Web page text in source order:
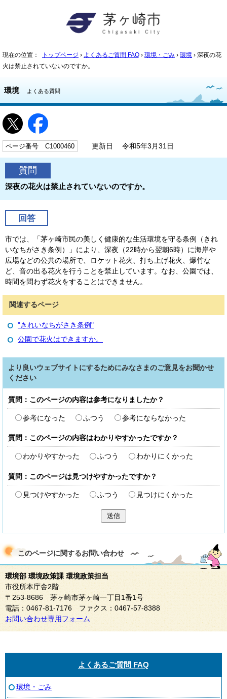
現在の位置： トップページ › よくあるご質問 FAQ › 環境・ごみ › 環境 › 深夜の花
火は禁止されていないのですか。
環境 よくある質問
ページ番号 C1000460 更新日 令和5年3月31日
質問
深夜の花火は禁止されていないのですか。
回答
市では、「茅ヶ崎市民の美しく健康的な生活環境を守る条例（きれ
いなちがさき条例）」により、深夜（22時から翌朝6時）に海岸や
広場などの公共の場所で、ロケット花火、打ち上げ花火、爆竹な
ど、音の出る花火を行うことを禁止しています。なお、公園では、
時間を問わず花火をすることはできません。
関連するページ
"きれいなちがさき条例"
公園で花火はできますか。
より良いウェブサイトにするためにみなさまのご意見をお聞かせ
ください
質問：このページの内容は参考になりましたか？
参考になった ふつう 参考にならなかった
質問：このページの内容はわかりやすかったですか？
わかりやすかった ふつう わかりにくかった
質問：このページは見つけやすかったですか？
見つけやすかった ふつう 見つけにくかった
送信
このページに関するお問い合わせ
環境部 環境政策課 環境政策担当
市役所本庁舎2階
〒253-8686 茅ヶ崎市茅ヶ崎一丁目1番1号
電話：0467-81-7176 ファクス：0467-57-8388
お問い合わせ専用フォーム
よくあるご質問 FAQ
環境・ごみ